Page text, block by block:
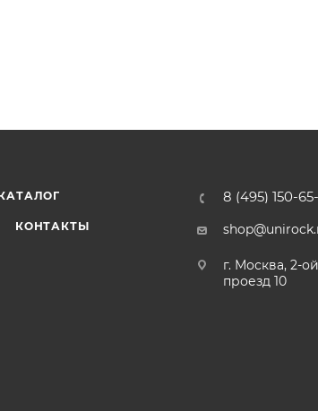
КОНТАКТЫ
8 (495) 150-
г. Москва, 2-
проезд 10